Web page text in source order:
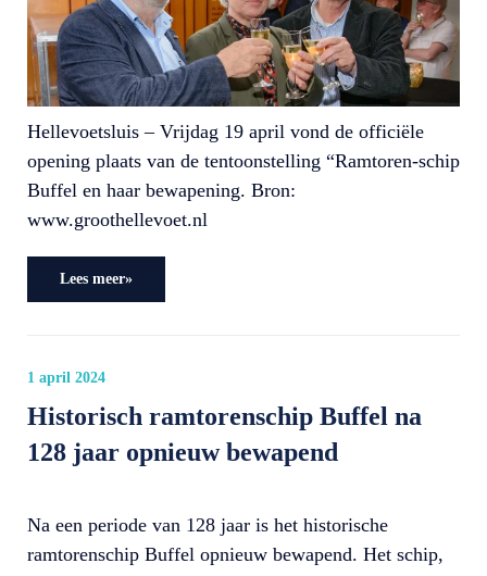
Hellevoetsluis – Vrijdag 19 april vond de officiële
opening plaats van de tentoonstelling “Ramtoren-schip
Buffel en haar bewapening. Bron:
www.groothellevoet.nl
Lees meer»
1 april 2024
Historisch ramtorenschip Buffel na
128 jaar opnieuw bewapend
Na een periode van 128 jaar is het historische
ramtorenschip Buffel opnieuw bewapend. Het schip,